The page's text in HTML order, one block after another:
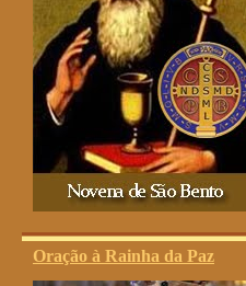
Oração à Rainha da Paz